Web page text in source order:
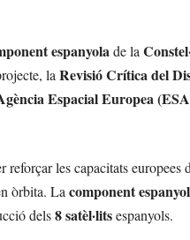
espanyola de la
la Revisió Crítica del
Espacial Europea
les capacitats europees
òrbita. La component
dels8 satèl·litsespanyols.